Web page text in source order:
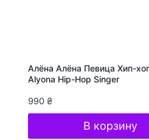
Алёна Алёна Певица Хип-
Alyona Hip-Hop Singer
990 ₴
В корзину